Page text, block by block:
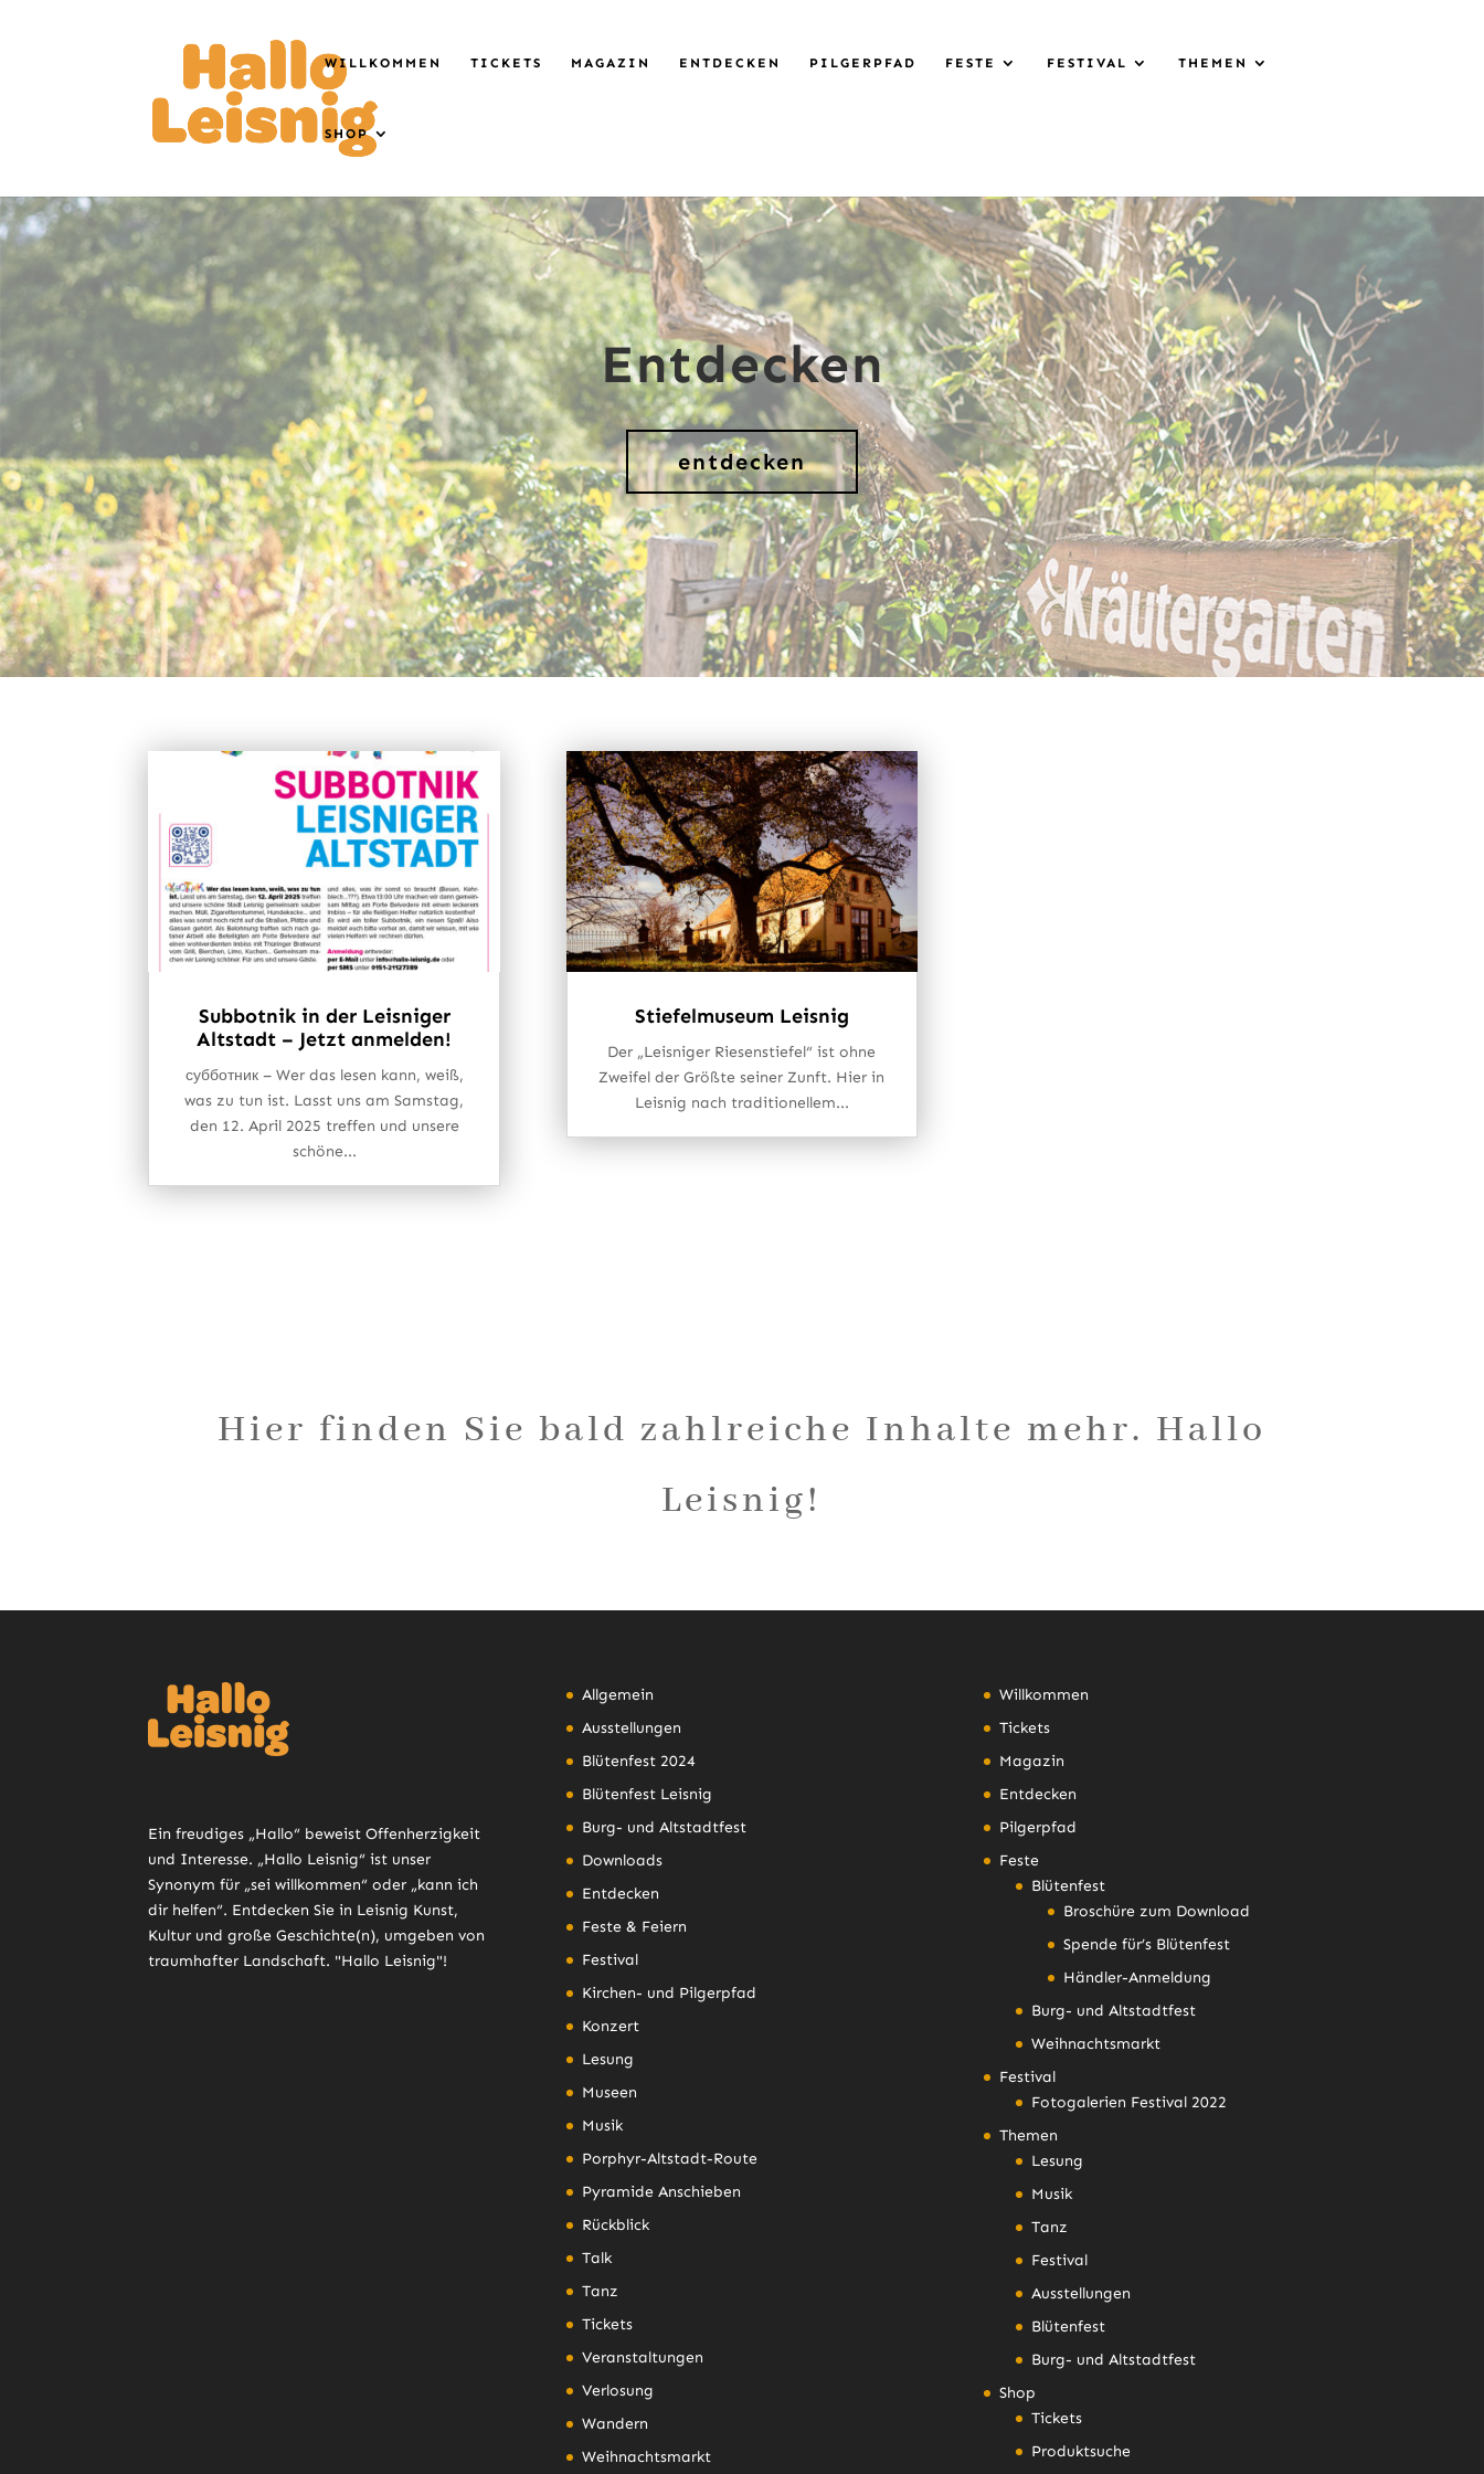
WILLKOMMEN TICKETS MAGAZIN ENTDECKEN PILGERPFAD FESTE FESTIVAL THEMEN
SHOP
Entdecken
entdecken
Subbotnik in der Leisniger
Altstadt – Jetzt anmelden!
субботник – Wer das lesen kann, weiß,
was zu tun ist. Lasst uns am Samstag,
den 12. April 2025 treffen und unsere
schöne...
Stiefelmuseum Leisnig
Der „Leisniger Riesenstiefel“ ist ohne
Zweifel der Größte seiner Zunft. Hier in
Leisnig nach traditionellem...
Hier finden Sie bald zahlreiche Inhalte mehr. Hallo
Leisnig!
Ein freudiges „Hallo“ beweist Offenherzigkeit
und Interesse. „Hallo Leisnig“ ist unser
Synonym für „sei willkommen“ oder „kann ich
dir helfen“. Entdecken Sie in Leisnig Kunst,
Kultur und große Geschichte(n), umgeben von
traumhafter Landschaft. "Hallo Leisnig"!
Allgemein
Ausstellungen
Blütenfest 2024
Blütenfest Leisnig
Burg- und Altstadtfest
Downloads
Entdecken
Feste & Feiern
Festival
Kirchen- und Pilgerpfad
Konzert
Lesung
Museen
Musik
Porphyr-Altstadt-Route
Pyramide Anschieben
Rückblick
Talk
Tanz
Tickets
Veranstaltungen
Verlosung
Wandern
Weihnachtsmarkt
Willkommen
Tickets
Magazin
Entdecken
Pilgerpfad
Feste
Blütenfest
Broschüre zum Download
Spende für’s Blütenfest
Händler-Anmeldung
Burg- und Altstadtfest
Weihnachtsmarkt
Festival
Fotogalerien Festival 2022
Themen
Lesung
Musik
Tanz
Festival
Ausstellungen
Blütenfest
Burg- und Altstadtfest
Shop
Tickets
Produktsuche